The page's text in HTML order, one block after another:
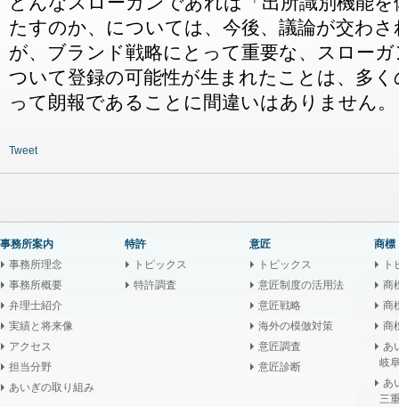
たすのか、については、今後、議論が交わ
が、ブランド戦略にとって重要な、スロー
ついて登録の可能性が生まれたことは、多
って朗報であることに間違いはありません。
Tweet
事務所案内
事務所理念
事務所概要
弁理士紹介
実績と将来像
アクセス
担当分野
あいぎの取り組み
特許
トピックス
特許調査
意匠
トピックス
意匠制度の活用法
意匠戦略
海外の模倣対策
意匠調査
意匠診断
商標
ト
商
商
商
あ
岐
あ
三